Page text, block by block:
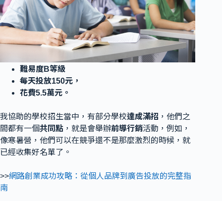
難易度B等級
每天投放150元，
花費5.5萬元。
我協助的學校招生當中，有部分學校達成滿招 ，他們之
間都有一個共同點 ，就是會舉辦前導行銷活動，例如，
像寒暑營，他們可以在競爭還不是那麼激烈的時候，就
已經收集好名單了。
>>網路創業成功攻略：從個人品牌到廣告投放的完整指
南